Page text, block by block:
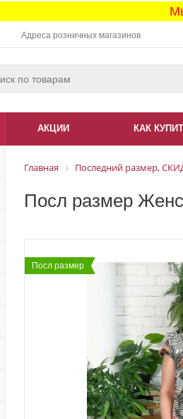
Адреса розничных магазинов
АКЦИИ КАК
Главная Последний размер,
Посл размер
Посл размер